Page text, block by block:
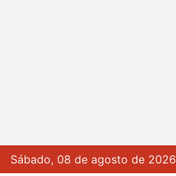
Sábado, 08 de agosto de 2026